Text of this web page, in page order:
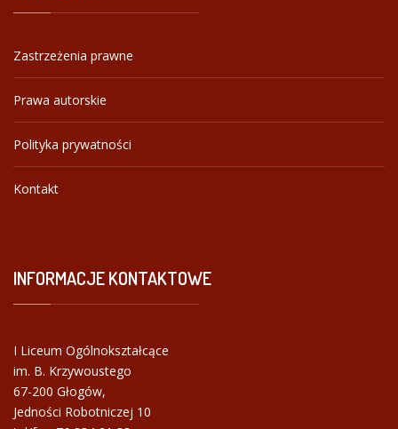
Zastrzeżenia prawne
Prawa autorskie
Polityka prywatności
Kontakt
INFORMACJEKONTAKTOWE
I Liceum Ogólnokształcące
im. B. Krzywoustego
67-200 Głogów,
Jedności Robotniczej 10